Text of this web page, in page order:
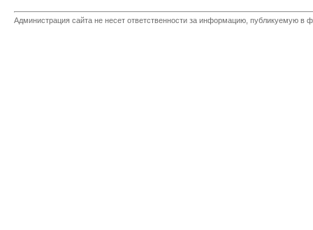
Администрация сайта не несет ответственности за информацию, публикуемую